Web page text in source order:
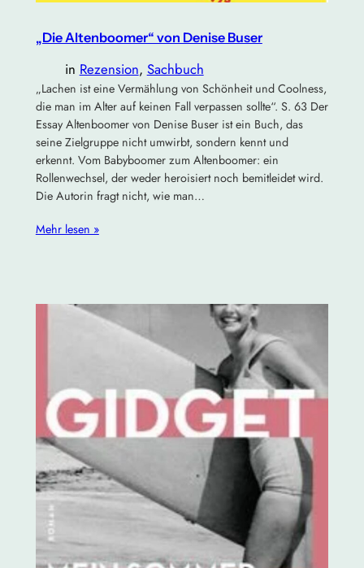
„Die Altenboomer“ von Denise Buser
in Rezension, Sachbuch
„Lachen ist eine Vermählung von Schönheit und Coolness,
die man im Alter auf keinen Fall verpassen sollte“. S. 63 Der
Essay Altenboomer von Denise Buser ist ein Buch, das
seine Zielgruppe nicht umwirbt, sondern kennt und
erkennt. Vom Babyboomer zum Altenboomer: ein
Rollenwechsel, der weder heroisiert noch bemitleidet wird.
Die Autorin fragt nicht, wie man…
Mehr lesen »